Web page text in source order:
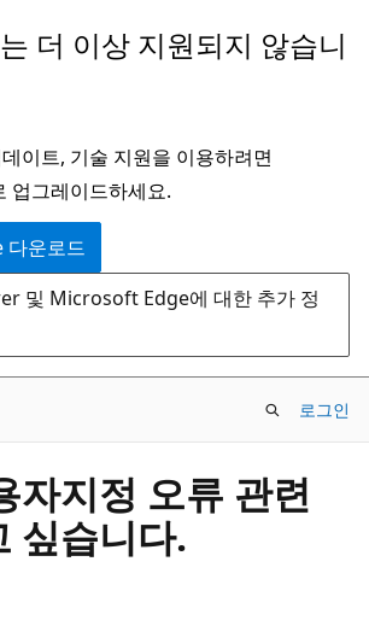
더 이상 지원되지 않습니
이트, 기술 지원을 이용하려면
그레이드하세요.
운로드
및 Microsoft Edge에 대한 추가 정
로그인
자지정 오류 관련
싶습니다.